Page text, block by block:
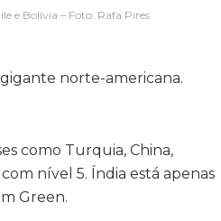
e Bolívia – Foto: Rafa Pires
norte-americana.
como Turquia, China,
nível 5. Índia está apenas
Green.